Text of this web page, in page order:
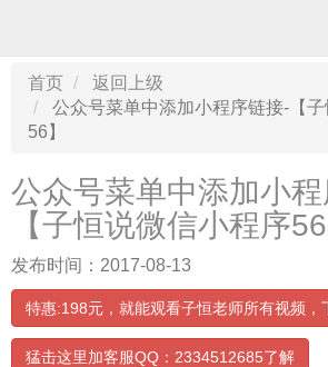
首页
返回上级
公众号菜单中添加小程序链接-【
56】
公众号菜单中添加小
【子恒说微信小程序56
发布时间：2017-08-13
特惠:198元，就能观看子恒老师所有视频，
猛击这里加客服QQ：2334512685了解